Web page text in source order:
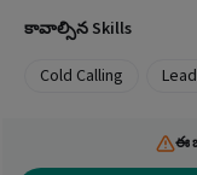
కావాల్సిన Skills
Cold Calling
ఈ